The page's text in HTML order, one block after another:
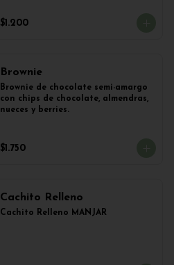
$1.200
Brownie
Brownie de chocolate semi-amargo
con chips de chocolate, almendras,
nueces y berries.
$1.750
Cachito Relleno
Cachito Relleno MANJAR